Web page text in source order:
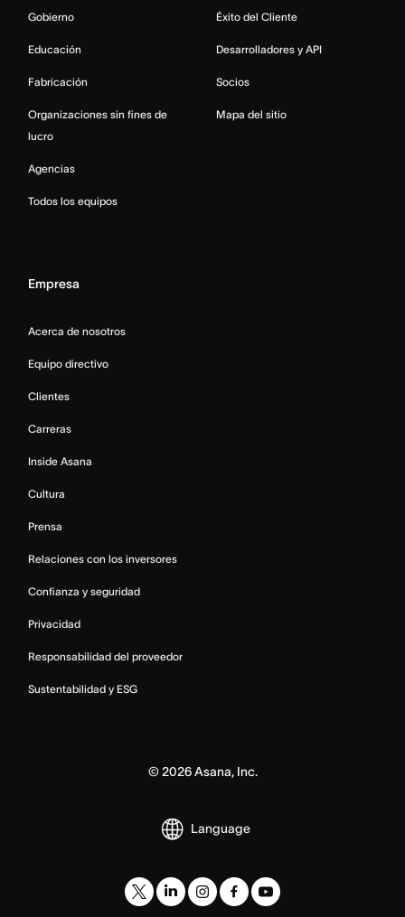
Gobierno
Educación
Fabricación
Organizaciones sin fines de
lucro
Agencias
Todos los equipos
Éxito del Cliente
Desarrolladores y API
Socios
Mapa del sitio
Empresa
Acerca de nosotros
Equipo directivo
Clientes
Carreras
Inside Asana
Cultura
Prensa
Relaciones con los inversores
Confianza y seguridad
Privacidad
Responsabilidad del proveedor
Sustentabilidad y ESG
© 2026Asana, Inc.
Language